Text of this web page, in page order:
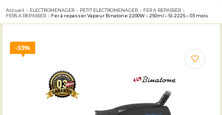
Accueil ELECTROMENAGER PETIT ELECTROMENAGER
FER A REPASSER
FERS A REPASSER
Fer à repasser Vapeur Binatone 2200W – 250ml – SI-2225 – 03 mois
33%